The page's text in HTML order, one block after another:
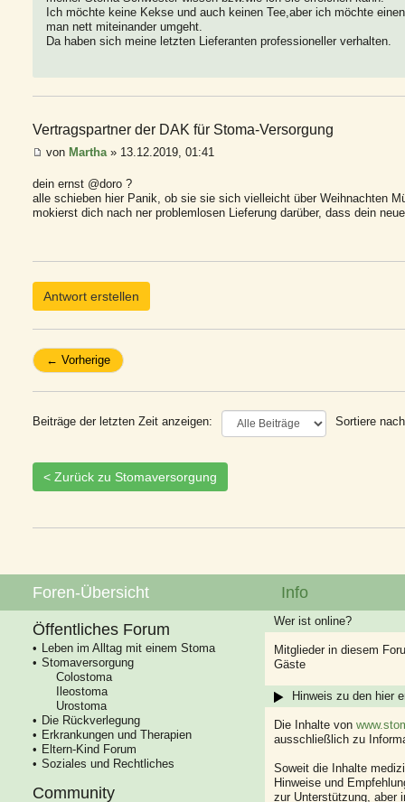
Ich möchte keine Kekse und auch keinen Tee,aber ich möchte
man nett miteinander umgeht.
Da haben sich meine letzten Lieferanten professioneller verhalten.
Vertragspartner der DAK für Stoma-Versorgung
von Martha » 13.12.2019, 01:41
dein ernst @doro ?
alle schieben hier Panik, ob sie sie sich vielleicht über Weihnachten
mokierst dich nach ner problemlosen Lieferung darüber, dass dein
Antwort erstellen
← Vorherige
Beiträge der letzten Zeit anzeigen: Sortiere
< Zurück zu Stomaversorgung
Foren-Übersicht
Öffentliches Forum
Leben im Alltag mit einem Stoma
Stomaversorgung
Colostoma
Ileostoma
Urostoma
Die Rückverlegung
Erkrankungen und Therapien
Eltern-Kind Forum
Soziales und Rechtliches
Community
Info
Wer ist online?
Mitglieder in diesem
Gäste
Hinweis zu den hier
Die Inhalte von
ausschließlich zu
Soweit die Inhalte
Hinweise und
zur Unterstützung, aber